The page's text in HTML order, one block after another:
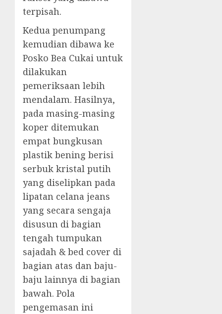
terpisah.
Kedua penumpang
kemudian dibawa ke
Posko Bea Cukai untuk
dilakukan
pemeriksaan lebih
mendalam. Hasilnya,
pada masing-masing
koper ditemukan
empat bungkusan
plastik bening berisi
serbuk kristal putih
yang diselipkan pada
lipatan celana jeans
yang secara sengaja
disusun di bagian
tengah tumpukan
sajadah & bed cover di
bagian atas dan baju-
baju lainnya di bagian
bawah. Pola
pengemasan ini